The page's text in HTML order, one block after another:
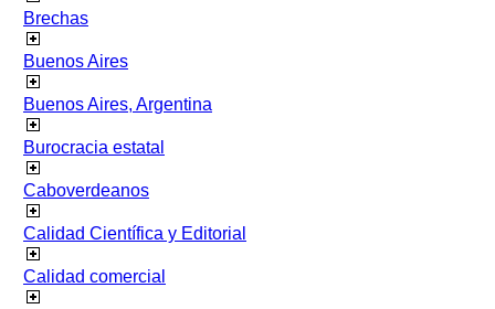
Brechas
Buenos Aires
Buenos Aires, Argentina
Burocracia estatal
Caboverdeanos
Calidad Científica y Editorial
Calidad comercial